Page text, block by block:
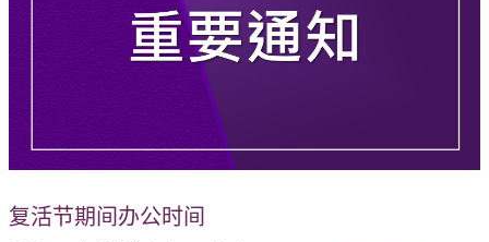
复活节期间办公时间